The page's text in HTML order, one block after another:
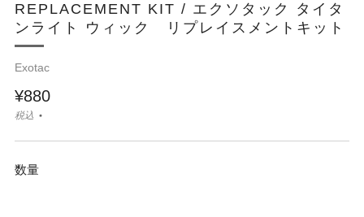
REPLACEMENT KIT / エクソタック タイタ
ンライト ウィック リプレイスメントキット
Exotac
¥880
税込
数量